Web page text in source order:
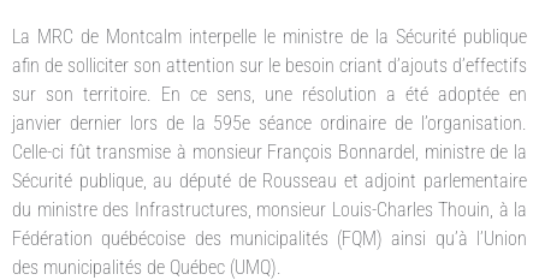
La MRC de Montcalm interpelle le ministre de la Sécurité publique
afin de solliciter son attention sur le besoin criant d’ajouts d’effectifs
sur son territoire. En ce sens, une résolution a été adoptée en
janvier dernier lors de la 595e séance ordinaire de l’organisation.
Celle-ci fût transmise à monsieur François Bonnardel, ministre de la
Sécurité publique, au député de Rousseau et adjoint parlementaire
du ministre des Infrastructures, monsieur Louis-Charles Thouin, à la
Fédération québécoise des municipalités (FQM) ainsi qu’à l’Union
des municipalités de Québec (UMQ).